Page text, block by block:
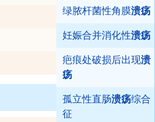
绿脓杆菌性角膜溃疡
妊娠合并消化性溃疡
疤痕处破损后出现溃
疡
孤立性直肠溃疡综合
征